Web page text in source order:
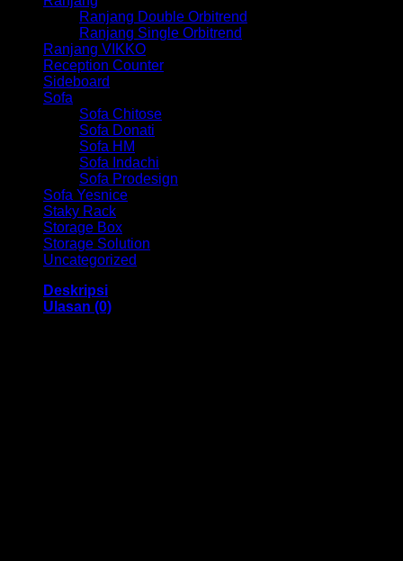
Ranjang Double Orbitrend
Ranjang Single Orbitrend
Ranjang VIKKO
Reception Counter
Sideboard
Sofa
Sofa Chitose
Sofa Donati
Sofa HM
Sofa Indachi
Sofa Prodesign
Sofa Yesnice
Staky Rack
Storage Box
Storage Solution
Uncategorized
Deskripsi
Ulasan (0)